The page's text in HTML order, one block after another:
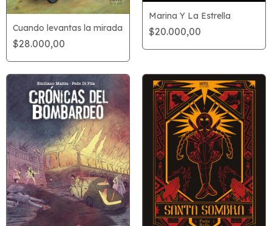
Cuando levantas la mirada
$28.000,00
Marina Y La Estrella
$20.000,00